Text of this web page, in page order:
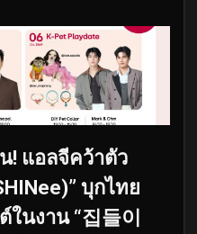
! แอลจีคว้าตัว
บุกไทย
นงาน “집들이